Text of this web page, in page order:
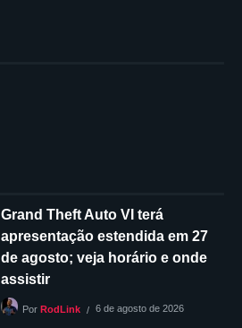
Grand Theft Auto VI terá
apresentação estendida em 27
de agosto; veja horário e onde
assistir
Por RodLink 6 de agosto de 2026